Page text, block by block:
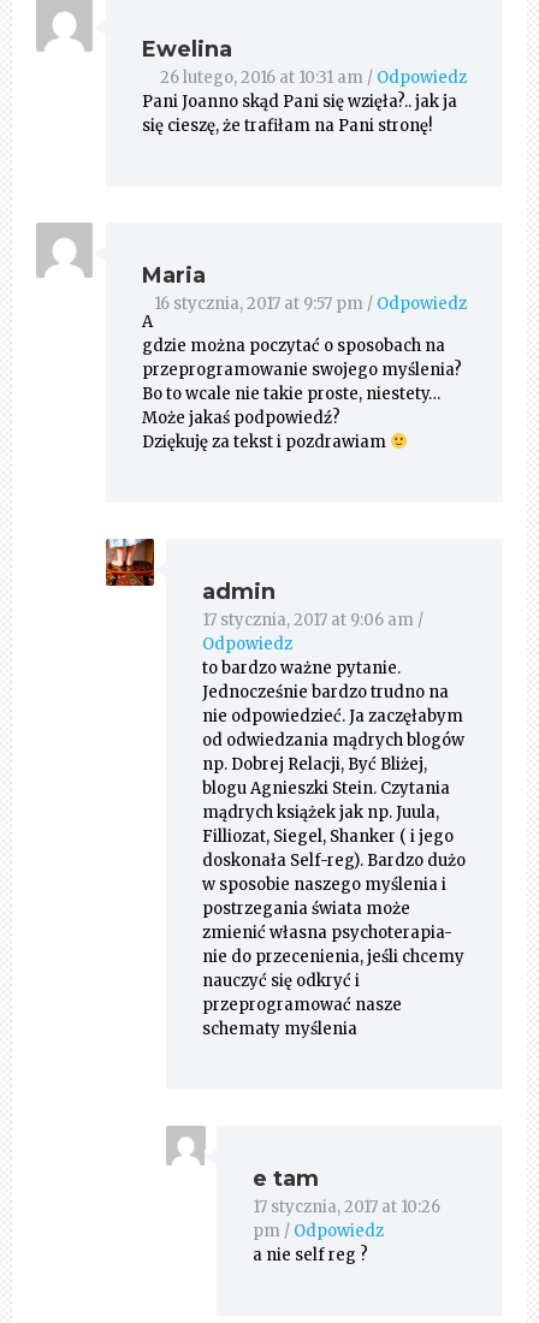
Ewelina
26 lutego, 2016 at 10:31 am / Odpowiedz
Pani Joanno skąd Pani się wzięła?.. jak ja
się cieszę, że trafiłam na Pani stronę!
Maria
16 stycznia, 2017 at 9:57 pm / Odpowiedz
A
gdzie można poczytać o sposobach na
przeprogramowanie swojego myślenia?
Bo to wcale nie takie proste, niestety…
Może jakaś podpowiedź?
Dziękuję za tekst i pozdrawiam
admin
17 stycznia, 2017 at 9:06 am /
Odpowiedz
to bardzo ważne pytanie.
Jednocześnie bardzo trudno na
nie odpowiedzieć. Ja zaczęłabym
od odwiedzania mądrych blogów
np. Dobrej Relacji, Być Bliżej,
blogu Agnieszki Stein. Czytania
mądrych książek jak np. Juula,
Filliozat, Siegel, Shanker ( i jego
doskonała Self-reg). Bardzo dużo
w sposobie naszego myślenia i
postrzegania świata może
zmienić własna psychoterapia-
nie do przecenienia, jeśli chcemy
nauczyć się odkryć i
przeprogramować nasze
schematy myślenia
e tam
17 stycznia, 2017 at 10:26
pm / Odpowiedz
a nie self reg ?